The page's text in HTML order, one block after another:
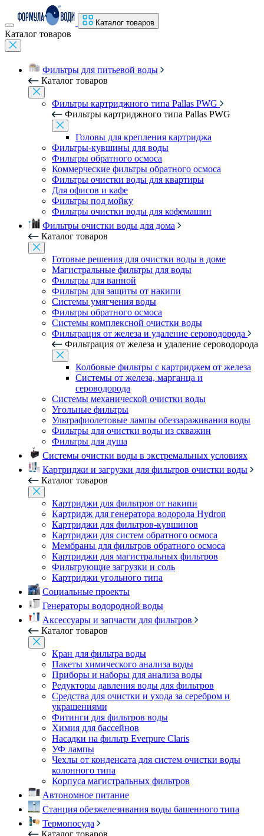
Каталог товаров
Каталог товаров
Фильтры для питьевой воды
Каталог товаров
Фильтры картриджного типа Pallas PWG
Фильтры картриджного типа Pallas PWG
Головы для крепления картриджа
Фильтры-кувшины для воды
Фильтры обратного осмоса
Коммерческие фильтры обратного осмоса
Фильтры очистки воды для квартиры
Для офисов и кафе
Фильтры под мойку
Фильтры очистки воды для кофемашин
Фильтры очистки воды для дома
Каталог товаров
Готовые решения для очистки воды в доме
Магистральные фильтры для воды
Фильтры для ванной
Фильтры для защиты от накипи
Системы умягчения воды
Фильтры обратного осмоса
Системы комплексной очистки воды
Фильтрация от железа и удаление сероводорода
Фильтрация от железа и удаление сероводорода
Колбовые фильтры с картриджем от железа
Системы от железа, марганца и
сероводорода
Системы механической очистки воды
Угольные фильтры
Ультрафиолетовые лампы обеззараживания воды
Фильтры для очистки воды из скважин
Фильтры для душа
Системы очистки воды в экстремальных условиях
Картриджи и загрузки для фильтров очистки воды
Каталог товаров
Картриджи для фильтров от накипи
Картридж для генератора водорода Hydron
Картриджи для фильтров-кувшинов
Картриджи для систем обратного осмоса
Мембраны для фильтров обратного осмоса
Картриджи для магистральных фильтров
Фильтрующие загрузки и соль
Картриджи угольного типа
Социальные проекты
Генераторы водородной воды
Аксессуары и запчасти для фильтров
Каталог товаров
Кран для фильтра воды
Пакеты химического анализа воды
Приборы и наборы для анализа воды
Редукторы давления воды для фильтров
Средства для очистки и ухода за серебром и
украшениями
Фитинги для фильтров воды
Химия для бассейнов
Насадки на фильтр Everpure Claris
УФ лампы
Чехлы от конденсата для систем очистки воды
колонного типа
Корпуса магистральных фильтров
Автономное питание
Станция обезжелезивания воды башенного типа
Термопосуда
Каталог товаров